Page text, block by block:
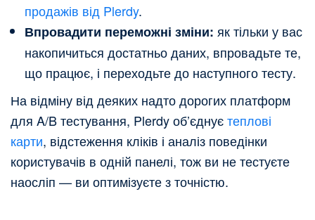
продажів від Plerdy.
Впровадити переможні зміни: як тільки у вас
накопичиться достатньо даних, впровадьте те,
що працює, і переходьте до наступного тесту.
На відміну від деяких надто дорогих платформ
для A/B тестування, Plerdy об’єднуєтеплові
карти, відстеження кліків і аналіз поведінки
користувачів в одній панелі, тож ви не тестуєте
наосліп — ви оптимізуєте з точністю.